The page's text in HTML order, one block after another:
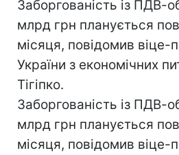
Заборгованість із ПДВ-
млрд грн планується
місяця, повідомив віце-
України з економічних
Тігіпко.
Заборгованість із ПДВ-
млрд грн планується
місяця, повідомив віце-